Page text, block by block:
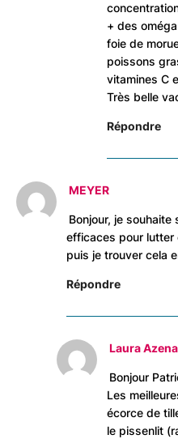
+ des
foie de
poissons
vitamines C
Très belle
Répondre
MEYER
Bonjour, je
efficaces pour lutter
puis je trouver cela
Répondre
Laura
Bonjour
Les
écorce de
le pissenlit